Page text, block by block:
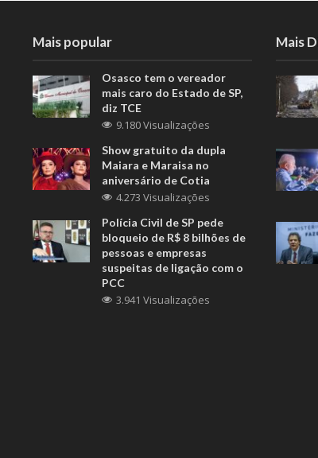
Mais popular
Osasco tem o vereador
mais caro do Estado de SP,
diz TCE
9.180 Visualizações
Show gratuito da dupla
Maiara e Maraisa no
aniversário de Cotia
4.273 Visualizações
Polícia Civil de SP pede
bloqueio de R$ 8 bilhões de
pessoas e empresas
suspeitas de ligação com o
PCC
3.941 Visualizações
Mais